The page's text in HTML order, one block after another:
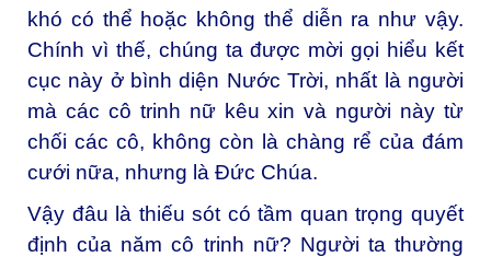
khó có thể hoặc không thể diễn ra như vậy.
Chính vì thế, chúng ta được mời gọi hiểu kết
cục này ở bình diện Nước Trời, nhất là người
mà các cô trinh nữ kêu xin và người này từ
chối các cô, không còn là chàng rể của đám
cưới nữa, nhưng là Đức Chúa.
Vậy đâu là thiếu sót có tầm quan trọng quyết
định của năm cô trinh nữ? Người ta thường